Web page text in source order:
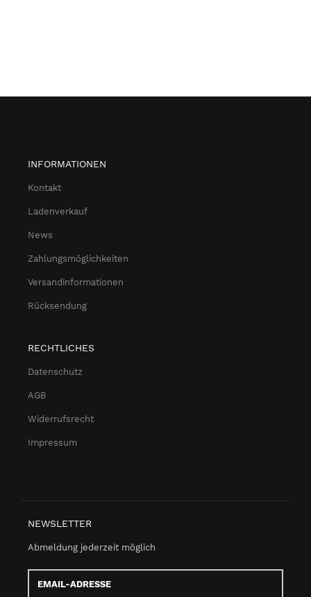
INFORMATIONEN
Kontakt
Ladenverkauf
News
Zahlungsmöglichkeiten
Versandinformationen
Rücksendung
RECHTLICHES
Datenschutz
AGB
Widerrufsrecht
Impressum
NEWSLETTER
Abmeldung jederzeit möglich
Adresse